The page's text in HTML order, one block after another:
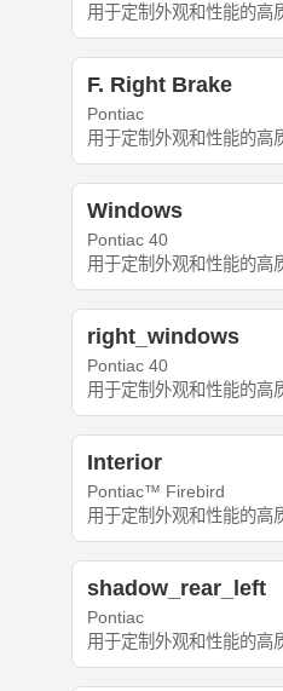
用于定制外观和性能的高
F. Right Brake
Pontiac
用于定制外观和性能的高
Windows
Pontiac 40
用于定制外观和性能的高
right_windows
Pontiac 40
用于定制外观和性能的高
Interior
Pontiac™ Firebird
用于定制外观和性能的高
shadow_rear_left
Pontiac
用于定制外观和性能的高